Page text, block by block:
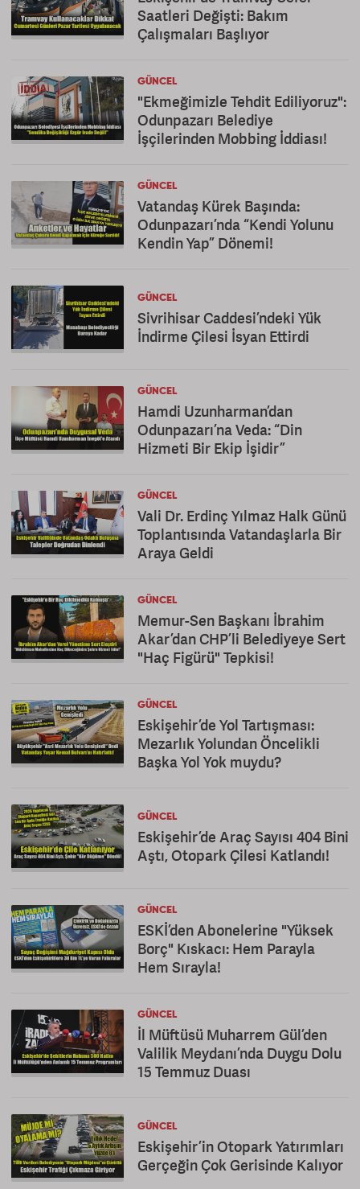
Saatleri Değişti: Bakım
Çalışmaları Başlıyor
GÜNCEL
"Ekmeğimizle Tehdit Ediliyoruz":
Odunpazarı Belediye
İşçilerinden Mobbing İddiası!
GÜNCEL
Vatandaş Kürek Başında:
Odunpazarı’nda “Kendi Yolunu
Kendin Yap” Dönemi!
GÜNCEL
Sivrihisar Caddesi’ndeki Yük
İndirme Çilesi İsyan Ettirdi
GÜNCEL
Hamdi Uzunharman’dan
Odunpazarı’na Veda: “Din
Hizmeti Bir Ekip İşidir”
GÜNCEL
Vali Dr. Erdinç Yılmaz Halk Günü
Toplantısında Vatandaşlarla Bir
Araya Geldi
GÜNCEL
Memur-Sen Başkanı İbrahim
Akar’dan CHP’li Belediyeye Sert
"Haç Figürü" Tepkisi!
GÜNCEL
Eskişehir’de Yol Tartışması:
Mezarlık Yolundan Öncelikli
Başka Yol Yok muydu?
GÜNCEL
Eskişehir’de Araç Sayısı 404 Bini
Aştı, Otopark Çilesi Katlandı!
GÜNCEL
ESKİ’den Abonelerine "Yüksek
Borç" Kıskacı: Hem Parayla
Hem Sırayla!
GÜNCEL
İl Müftüsü Muharrem Gül’den
Valilik Meydanı’nda Duygu Dolu
15 Temmuz Duası
GÜNCEL
Eskişehir’in Otopark Yatırımları
Gerçeğin Çok Gerisinde Kalıyor